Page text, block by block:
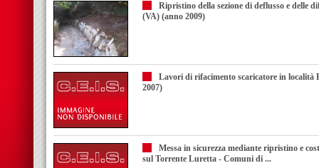
Ripristino della sezione di deflusso e delle
(VA) (anno 2009)
Lavori di rifacimento scaricatore in
2007)
Messa in sicurezza mediante ripristino e
sul Torrente Luretta - Comuni di ...